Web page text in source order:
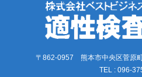
〒862-0957 熊本市中央区菅原
TEL : 096-